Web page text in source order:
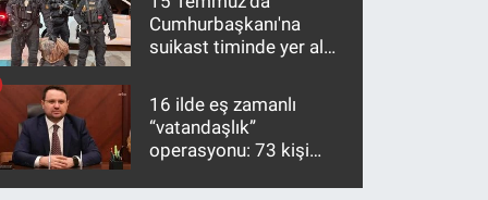
Cumhurbaşkanı'na
suikast timinde yer alan
10 yıl sonra yakalandı
16 ilde eş zamanlı
“vatandaşlık”
operasyonu: 73 kişi